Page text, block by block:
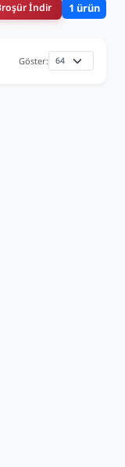
İndir 1 ürün
Göster: